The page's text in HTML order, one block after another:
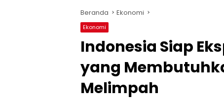
Beranda Ekonomi
Ekonomi
Indonesia Siap
yang
Melimpah